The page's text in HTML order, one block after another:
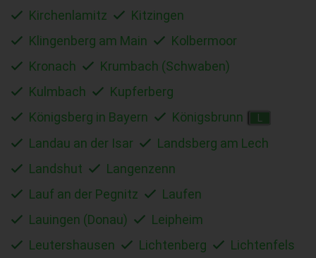
Kirchenlamitz
Kitzingen
Klingenberg am Main
Kolbermoor
Kronach
Krumbach (Schwaben)
Kulmbach
Kupferberg
Königsberg in Bayern
Königsbrunn
Landau an der Isar
Landsberg am Lech
Landshut
Langenzenn
Lauf an der Pegnitz
Laufen
Lauingen (Donau)
Leipheim
Leutershausen
Lichtenberg Lichtenfels